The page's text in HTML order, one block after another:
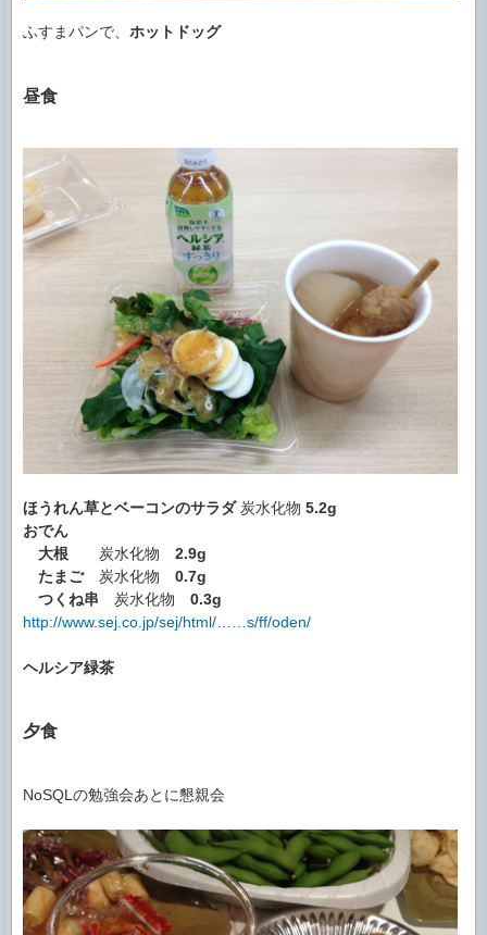
ふすまパンで、 ホットドッグ
昼食
ほうれん草とベーコンのサラダ炭水化物 5.2g
おでん
大根 炭水化物 2.9g
たまご炭水化物 0.7g
つくね串 炭水化物 0.3g
http://www.sej.co.jp/sej/html/……s/ff/oden/
ヘルシア緑茶
夕食
NoSQLの勉強会あとに懇親会